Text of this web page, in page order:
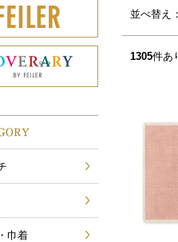
並べ替え
1305件あ
巾着